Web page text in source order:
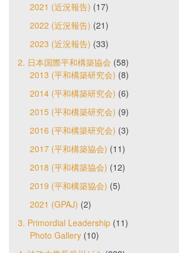
2021 (近況報告) (17)
2022 (近況報告) (21)
2023 (近況報告) (33)
2. 日本国際平和構築協会 (58)
2013 (平和構築研究会) (8)
2014 (平和構築研究会) (6)
2015 (平和構築研究会) (9)
2016 (平和構築研究会) (3)
2017 (平和構築協会) (11)
2018 (平和構築協会) (12)
2019 (平和構築協会) (5)
2021 (GPAJ) (2)
3. Primordial Leadership (11)
Photo Gallery (10)